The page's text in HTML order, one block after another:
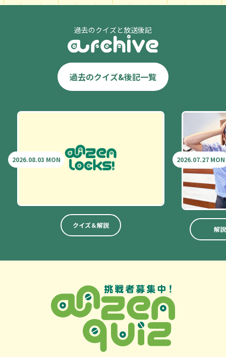
過去のクイズと放送後記
過去のクイズ&後記一覧
2026.08.03 MON
クイズ＆解説
2026.07.27 MON
解説